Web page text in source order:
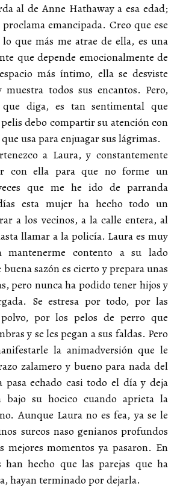
al de Anne Hathaway a esa edad;
emancipada. Creo que ese
que más me atrae de ella, es una
que depende emocionalmente de
más íntimo, ella se desviste
muestra todos sus encantos. Pero,
diga, es tan sentimental que
debo compartir su atención con
usa para enjuagar sus lágrimas.
a Laura, y constantemente
con ella para que no forme un
que me he ido de parranda
esta mujer ha hecho todo un
a los vecinos, a la calle entera, al
llamar a la policía. Laura es muy
mantenerme contento a su lado
buena sazón es cierto y prepara unas
pero nunca ha podido tener hijos y
Se estresa por todo, por las
por los pelos de perro que
y se les pegan a sus faldas. Pero
la animadversión que le
zalamero y bueno para nada del
pasa echado casi todo el día y deja
bajo su hocico cuando aprieta la
Aunque Laura no es fea, ya se le
surcos naso genianos profundos
mejores momentos ya pasaron. En
han hecho que las parejas que ha
hayan terminado por dejarla.